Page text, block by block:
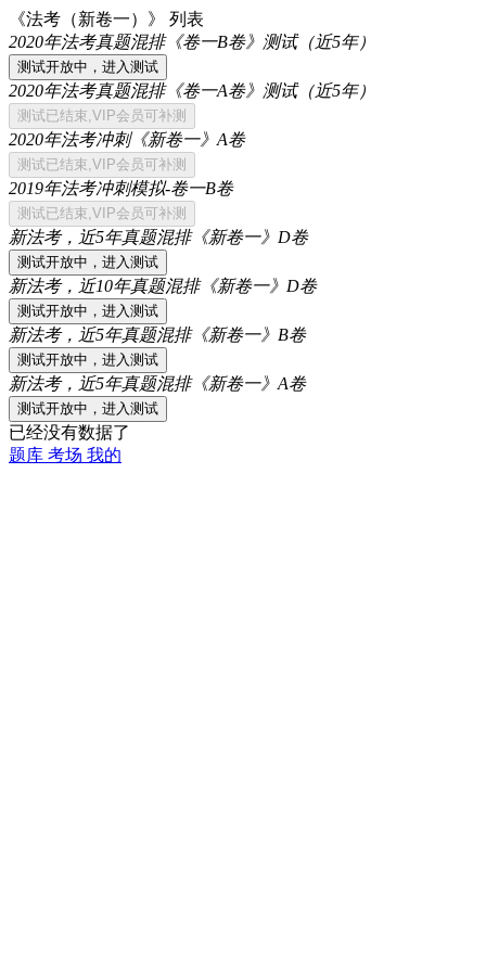
《法考（新卷一）》 列表
2020年法考真题混排《卷一B卷》测试（近5年）
2020年法考真题混排《卷一A卷》测试（近5年）
2020年法考冲刺《新卷一》A卷
2019年法考冲刺模拟-卷一B卷
新法考，近5年真题混排《新卷一》D卷
新法考，近10年真题混排《新卷一》D卷
新法考，近5年真题混排《新卷一》B卷
新法考，近5年真题混排《新卷一》A卷
已经没有数据了
题库 考场 我的